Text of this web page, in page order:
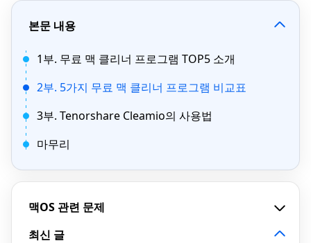
본문 내용
1부. 무료 맥 클리너 프로그램 TOP5 소개
2부. 5가지 무료 맥 클리너 프로그램 비교표
3부. Tenorshare Cleamio의 사용법
마무리
맥OS 관련 문제
최신 글